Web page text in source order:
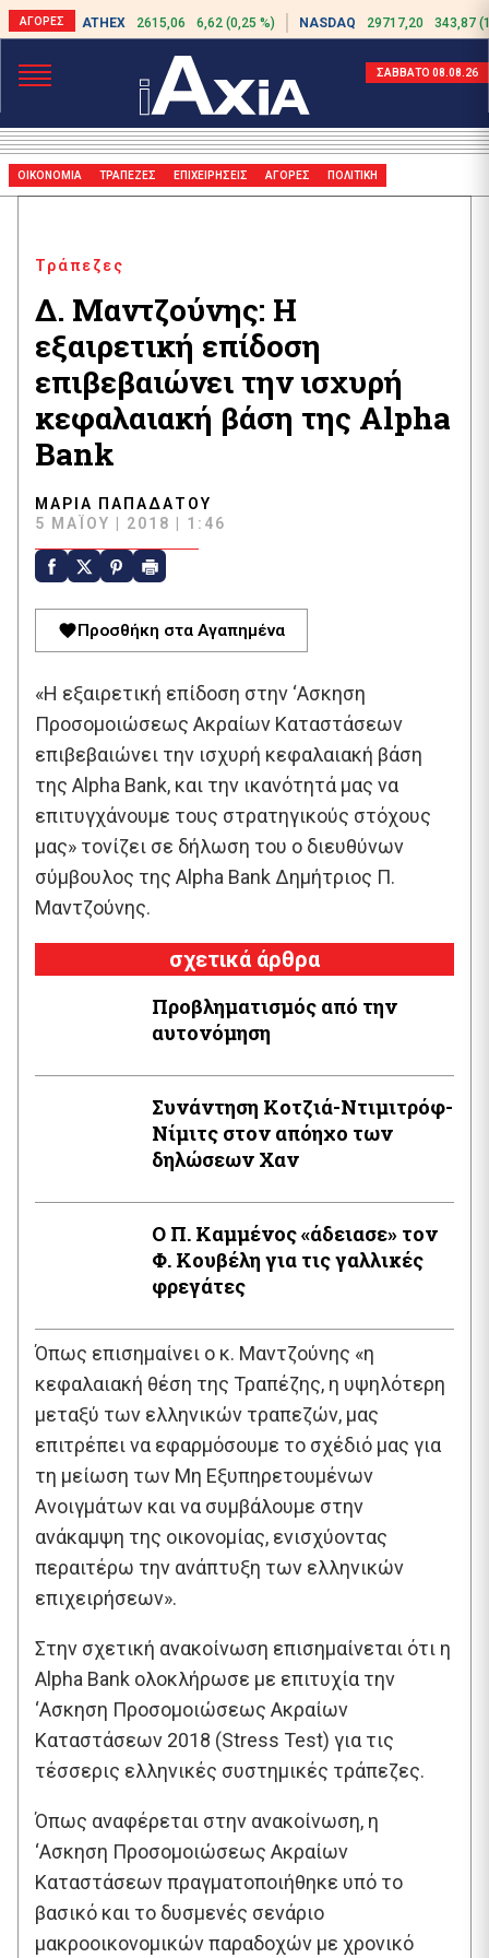
ATHEX 2615,06 6,62 (0,25 %) NASDAQ 29717,20 343,87
ΣΑΒΒΑΤΟ 08.08.26
ΟΙΚΟΝΟΜΙΑ ΤΡΑΠΕΖΕΣ ΕΠΙΧΕΙΡΗΣΕΙΣ ΑΓΟΡΕΣ ΠΟΛΙΤΙΚΗ
Τράπεζες
Δ. Μαντζούνης: Η
εξαιρετική επίδοση
επιβεβαιώνει την ισχυρή
κεφαλαιακή βάση της Alpha
Bank
ΜΑΡΊΑ ΠΑΠΑΔΆΤΟΥ
5 ΜΑΪ́ΟΥ | 2018 | 1:46
Προσθήκη στα Αγαπημένα
«Η εξαιρετική επίδοση στην ‘Ασκηση
Προσομοιώσεως Ακραίων Καταστάσεων
επιβεβαιώνει την ισχυρή κεφαλαιακή βάση
της Alpha Bank, και την ικανότητά μας να
επιτυγχάνουμε τους στρατηγικούς στόχους
μας» τονίζει σε δήλωση του ο διευθύνων
σύμβουλος της Alpha Bank Δημήτριος Π.
Μαντζούνης.
σχετικά άρθρα
Προβληματισμός από την
αυτονόμηση
Συνάντηση Κοτζιά-Ντιμιτρόφ-
Νίμιτς στον απόηχο των
δηλώσεων Χαν
Ο Π. Καμμένος «άδειασε» τον
Φ. Κουβέλη για τις γαλλικές
φρεγάτες
Όπως επισημαίνει ο κ. Μαντζούνης «η
κεφαλαιακή θέση της Τραπέζης, η υψηλότερη
μεταξύ των ελληνικών τραπεζών, μας
επιτρέπει να εφαρμόσουμε το σχέδιό μας για
τη μείωση των Μη Εξυπηρετουμένων
Ανοιγμάτων και να συμβάλουμε στην
ανάκαμψη της οικονομίας, ενισχύοντας
περαιτέρω την ανάπτυξη των ελληνικών
επιχειρήσεων».
Στην σχετική ανακοίνωση επισημαίνεται ότι η
Alpha Bank ολοκλήρωσε με επιτυχία την
‘Ασκηση Προσομοιώσεως Ακραίων
Καταστάσεων 2018 (Stress Test) για τις
τέσσερις ελληνικές συστημικές τράπεζες.
Όπως αναφέρεται στην ανακοίνωση, η
‘Ασκηση Προσομοιώσεως Ακραίων
Καταστάσεων πραγματοποιήθηκε υπό το
βασικό και το δυσμενές σενάριο
μακροοικονομικών παραδοχών με χρονικό